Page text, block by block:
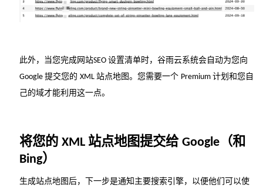
此外，当您完成网站SEO 设置清单时，谷雨云系统会自动为您向
Google 提交您的 XML 站点地图。您需要一个 Premium 计划和您自
己的域才能利用这一点。
将您的 XML 站点地图提交给 Google（和
Bing）
生成站点地图后，下一步是通知主要搜索引擎，以便他们可以使